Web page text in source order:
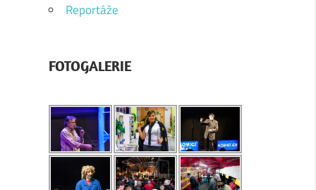
Reportáže
FOTOGALERIE